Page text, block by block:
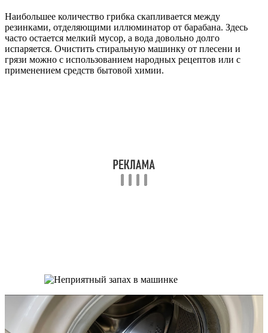
Наибольшее количество грибка скапливается между
резинками, отделяющими иллюминатор от барабана. Здесь
часто остается мелкий мусор, а вода довольно долго
испаряется. Очистить стиральную машинку от плесени и
грязи можно с использованием народных рецептов или с
применением средств бытовой химии.